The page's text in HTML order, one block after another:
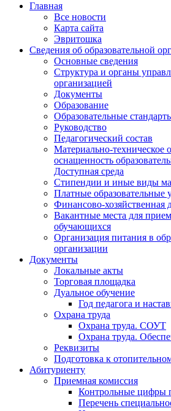
Главная
Все новости
Карта сайта
Эвритошка
Сведения об образовательной
Основные сведения
Структура и органы
организацией
Документы
Образование
Образовательные
Руководство
Педагогический состав
Материально-техническое
оснащенность
Доступная среда
Стипендии и иные виды
Платные образовательные
Финансово-хозяйственная
Вакантные места для
обучающихся
Организация питания в
организации
Документы
Локальные акты
Торговая площадка
Дуальное обучение
Год педагога и
Охрана труда
Охрана труда. СОУТ
Охрана труда.
Реквизиты
Подготовка к
Абитуриенту
Приемная комиссия
Контрольные цифры
Перечень